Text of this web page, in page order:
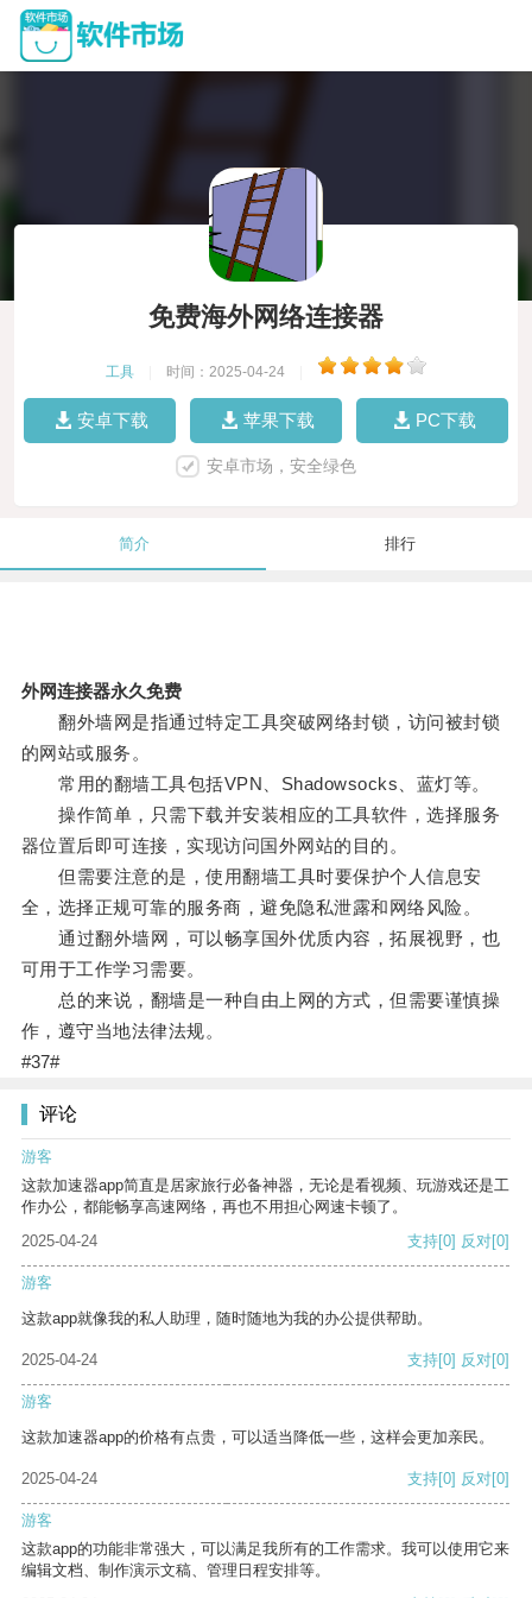
免费海外网络连接器
工具 时间：2025-04-24
安卓下载 苹果下载 PC下载
安卓市场，安全绿色
简介 排行
外网连接器永久免费
翻外墙网是指通过特定工具突破网络封锁，访问被封锁
的网站或服务。
常用的翻墙工具包括VPN、Shadowsocks、蓝灯等。
操作简单，只需下载并安装相应的工具软件，选择服务
器位置后即可连接，实现访问国外网站的目的。
但需要注意的是，使用翻墙工具时要保护个人信息安
全，选择正规可靠的服务商，避免隐私泄露和网络风险。
通过翻外墙网，可以畅享国外优质内容，拓展视野，也
可用于工作学习需要。
总的来说，翻墙是一种自由上网的方式，但需要谨慎操
作，遵守当地法律法规。
#37#
评论
游客
这款加速器app简直是居家旅行必备神器，无论是看视频、玩游戏还是工
作办公，都能畅享高速网络，再也不用担心网速卡顿了。
2025-04-24
支持[0] 反对[0]
游客
这款app就像我的私人助理，随时随地为我的办公提供帮助。
2025-04-24 支持[0] 反对[0]
游客
这款加速器app的价格有点贵，可以适当降低一些，这样会更加亲民。
2025-04-24 支持[0] 反对[0]
游客
这款app的功能非常强大，可以满足我所有的工作需求。我可以使用它来
编辑文档、制作演示文稿、管理日程安排等。